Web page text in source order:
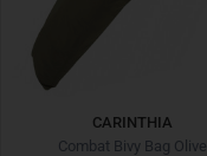
CARINTHIA
Combat Bivy Bag Olive